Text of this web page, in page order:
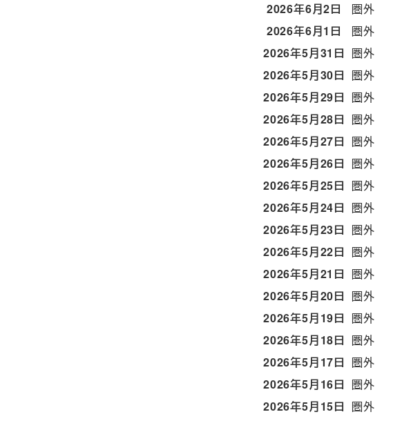
2026年6月2日
圏外
2026年6月1日
圏外
2026年5月31日 圏外
2026年5月30日 圏外
2026年5月29日 圏外
2026年5月28日 圏外
2026年5月27日 圏外
2026年5月26日 圏外
2026年5月25日 圏外
2026年5月24日 圏外
2026年5月23日 圏外
2026年5月22日 圏外
2026年5月21日 圏外
2026年5月20日 圏外
2026年5月19日 圏外
2026年5月18日 圏外
2026年5月17日 圏外
2026年5月16日 圏外
2026年5月15日 圏外